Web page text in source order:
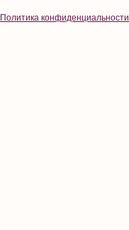
Политика конфиденциальности